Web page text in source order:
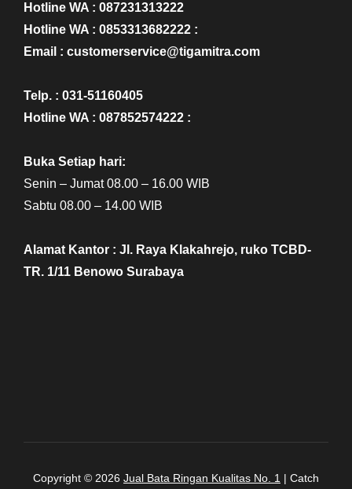
Hotline WA : 087231313222
Hotline WA : 0853313682222 :
Email : customerservice@tigamitra.com
Telp. : 031-51160405
Hotline WA : 087852574222 :
Buka Setiap hari:
Senin – Jumat 08.00 – 16.00 WIB
Sabtu 08.00 – 14.00 WIB
Alamat Kantor : Jl. Raya Klakahrejo, ruko TCBD-
TR. 1/11 Benowo Surabaya
Copyright © 2026 Jual Bata Ringan Kualitas No. 1 | Catch